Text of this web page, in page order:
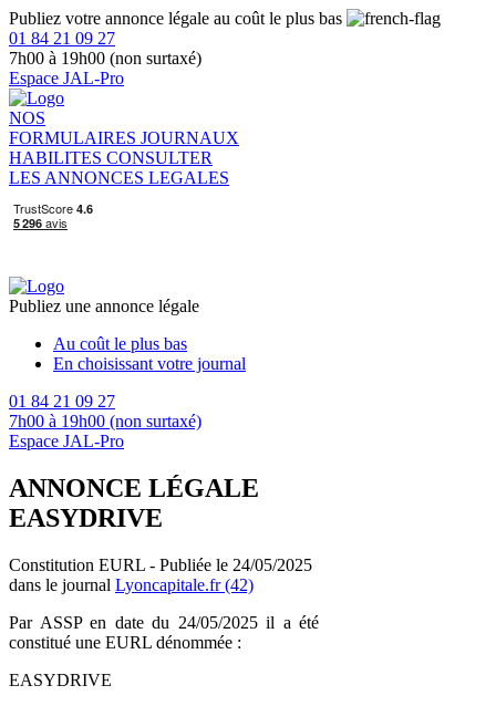
Publiez votre annonce légale au coût le plus bas
01 84 21 09 27
7h00 à 19h00 (non surtaxé)
Espace JAL-Pro
NOS
FORMULAIRES JOURNAUX
HABILITES CONSULTER
LES ANNONCES LEGALES
Publiez une annonce légale
Au coût le plus bas
En choisissant votre journal
01 84 21 09 27
7h00 à 19h00 (non surtaxé)
Espace JAL-Pro
ANNONCE LÉGALE
EASYDRIVE
Constitution EURL - Publiée le 24/05/2025
dans le journal Lyoncapitale.fr (42)
Par ASSP en date du 24/05/2025 il a été
constitué une EURL dénommée :
EASYDRIVE